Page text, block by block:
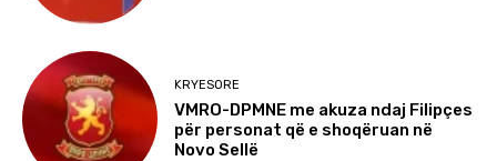
KRYESORE
VMRO-DPMNE me akuza ndaj Filipçes
për personat që e shoqëruan në
Novo Sellë